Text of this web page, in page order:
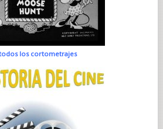
los cortometrajes